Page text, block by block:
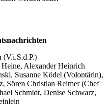
(V.i.S.d.P.)
Alexander Heinrich
Susanne Ködel (Volontärin),
Sören Christian Reimer (Chef
Schmidt, Denise Schwarz,